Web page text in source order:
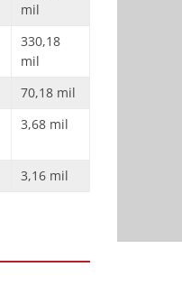
mil
330,18
mil
70,18 mil
3,68 mil
3,16 mil